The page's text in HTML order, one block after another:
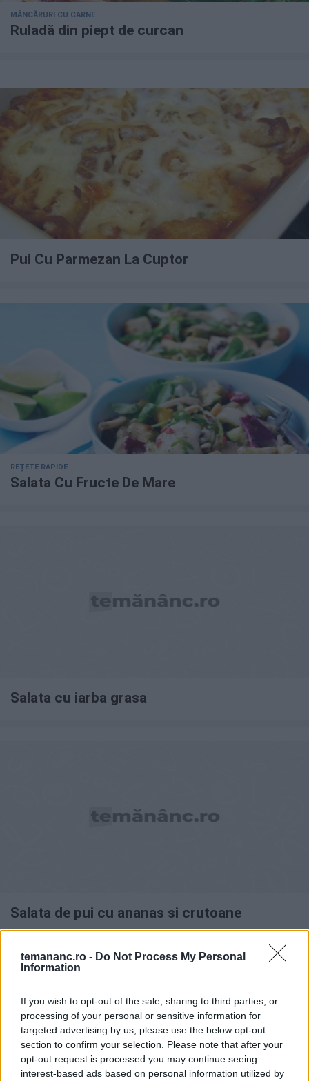
temananc.ro - Do Not Process My Personal
Information
If you wish to opt-out of the sale, sharing to third parties, or
processing of your personal or sensitive information for
targeted advertising by us, please use the below opt-out
section to confirm your selection. Please note that after your
opt-out request is processed you may continue seeing
interest-based ads based on personal information utilized by
MÂNCĂRURI CU CARNE
Ruladă din piept de curcan
Pui Cu Parmezan La Cuptor
REȚETE RAPIDE
Salata Cu Fructe De Mare
Salata cu iarba grasa
Salata de pui cu ananas si crutoane
Trending
1 Foi de napolitană cu glazură
2 Fasole scăzută cu coaste de porc